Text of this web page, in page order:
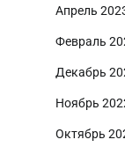
Апрель
Февраль
Декабрь
Ноябрь
Октябрь